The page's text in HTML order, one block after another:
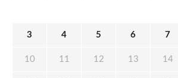
3 4 5 6 7
10 11 12 13 14